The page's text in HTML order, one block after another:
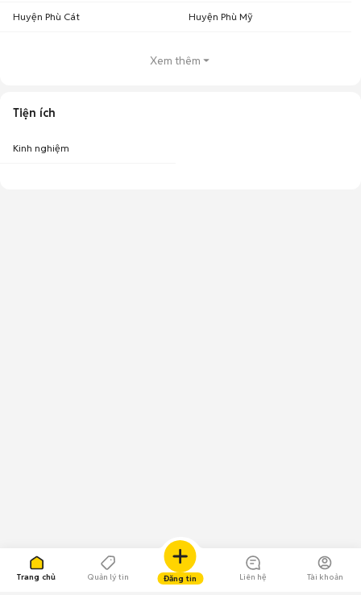
Trang chủ Quản lý tin Đăng tin Liên hệ Tài khoản
Huyện Phù Cát Huyện Phù Mỹ
Xem thêm
Tiện ích
Kinh nghiệm